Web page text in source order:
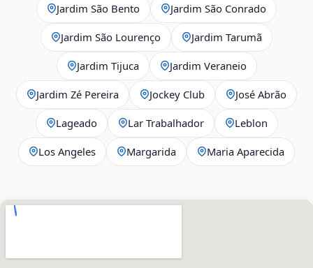
Jardim São Bento Jardim São Conrado
Jardim São Lourenço Jardim Tarumã
Jardim Tijuca Jardim Veraneio
Jardim Zé Pereira Jockey Club José Abrão
Lageado Lar Trabalhador Leblon
Los Angeles Margarida Maria Aparecida